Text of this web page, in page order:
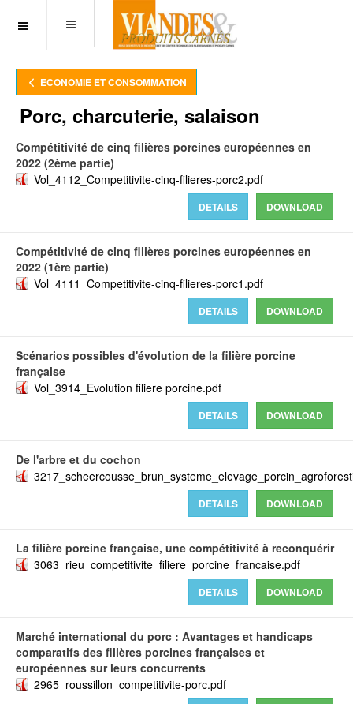
OFF CANVAS
ECONOMIE ET CONSOMMATION
Porc, charcuterie, salaison
Compétitivité de cinq filières porcines européennes en
2022 (2ème partie)
Vol_4112_Competitivite-cinq-filieres-porc2.pdf
DOWNLOAD
DETAILS
Compétitivité de cinq filières porcines européennes en
2022 (1ère partie)
Vol_4111_Competitivite-cinq-filieres-porc1.pdf
DOWNLOAD
DETAILS
Scénarios possibles d'évolution de la filière porcine
française
Vol_3914_Evolution filiere porcine.pdf
DOWNLOAD
DETAILS
De l'arbre et du cochon
DOWNLOAD
DETAILS
La filière porcine française, une compétitivité à reconquérir
3063_rieu_competitivite_filiere_porcine_francaise.pdf
DOWNLOAD
DETAILS
Marché international du porc : Avantages et handicaps
comparatifs des filières porcines françaises et
européennes sur leurs concurrents
2965_roussillon_competitivite-porc.pdf